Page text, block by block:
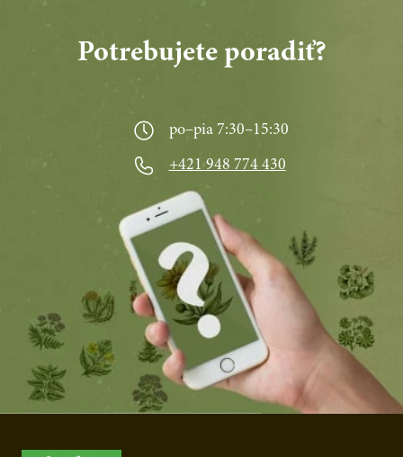
Potrebujete poradiť?
po–pia 7:30–15:30
+421 948 774 430